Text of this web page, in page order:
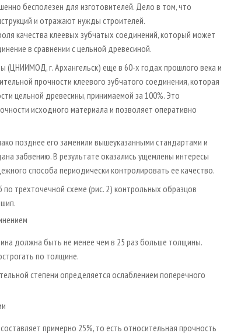
бесполезен для изготовителей. Дело в том, что
и отражают нужды строителей.
качества клеевых зубчатых соединений, который может
в сравнении с цельной древесиной.
г. Архангельск) еще в 60-х годах прошлого века и
прочности клеевого зубчатого соединения, которая
цельной древесины, принимаемой за 100%. Это
исходного материала и позволяет оперативно
позднее его заменили вышеуказанными стандартами и
забвению. В результате оказались ущемлены интересы
способа периодически контролировать ее качество.
трехточечной схеме (рис. 2) контрольных образцов
должна быть не менее чем в 25 раз больше толщины.
по толщине.
степени определяется ослаблением поперечного
примерно 25%, то есть относительная прочность